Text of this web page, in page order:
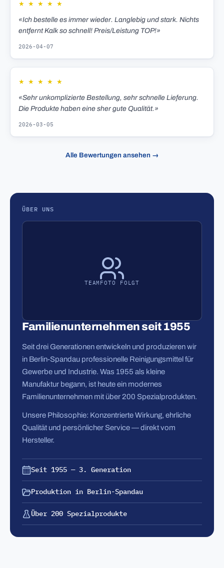
★ ★ ★ ★ ★
«Ich bestelle es immer wieder. Langlebig und stark. Nichts
entfernt Kalk so schnell! Preis/Leistung TOP!»
2026-04-07
★ ★ ★ ★ ★
«Sehr unkomplizierte Bestellung, sehr schnelle Lieferung.
Die Produkte haben eine sher gute Qualität.»
2026-03-05
Alle Bewertungen ansehen →
ÜBER UNS
TEAMFOTO FOLGT
Familienunternehmen seit 1955
Seit drei Generationen entwickeln und produzieren wir
in Berlin-Spandau professionelle Reinigungsmittel für
Gewerbe und Industrie. Was 1955 als kleine
Manufaktur begann, ist heute ein modernes
Familienunternehmen mit über 200 Spezialprodukten.
Unsere Philosophie: Konzentrierte Wirkung, ehrliche
Qualität und persönlicher Service — direkt vom
Hersteller.
Seit 1955 — 3. Generation
Produktion in Berlin-Spandau
Über 200 Spezialprodukte